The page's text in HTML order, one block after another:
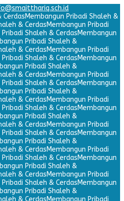
CerdasMembangun Pribadi Shaleh &
& CerdasMembangun Pribadi
Shaleh & CerdasMembangun
Pribadi Shaleh &
& CerdasMembangun Pribadi
Shaleh & CerdasMembangun
Pribadi Shaleh &
& CerdasMembangun Pribadi
Shaleh & CerdasMembangun
Pribadi Shaleh &
& CerdasMembangun Pribadi
Shaleh & CerdasMembangun
Pribadi Shaleh &
& CerdasMembangun Pribadi
Shaleh & CerdasMembangun
Pribadi Shaleh &
& CerdasMembangun Pribadi
Shaleh & CerdasMembangun
Pribadi Shaleh &
& CerdasMembangun Pribadi
Shaleh & CerdasMembangun
Pribadi Shaleh &
& CerdasMembangun Pribadi